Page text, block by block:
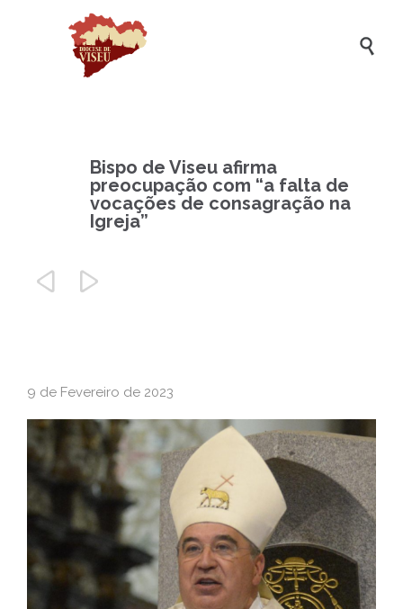

Bispo de Viseu afirma
preocupação com “a falta de
vocações de consagração na
Igreja”
 
9 de Fevereiro de 2023